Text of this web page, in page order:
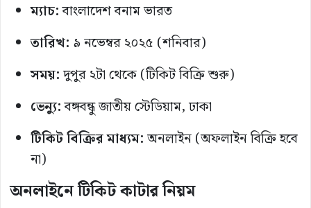
ম্যাচ:বাংলাদেশ বনাম ভারত
তারিখ: ৯ নভেম্বর ২০২৫ (শনিবার)
সময়:দুপুর ২টা থেকে (টিকিট বিক্রি শুরু)
ভেন্যু:বঙ্গবন্ধু জাতীয় স্টেডিয়াম, ঢাকা
টিকিট বিক্রির মাধ্যম:অনলাইন (অফলাইন বিক্রি হবে
না)
অনলাইনে টিকিট কাটার নিয়ম